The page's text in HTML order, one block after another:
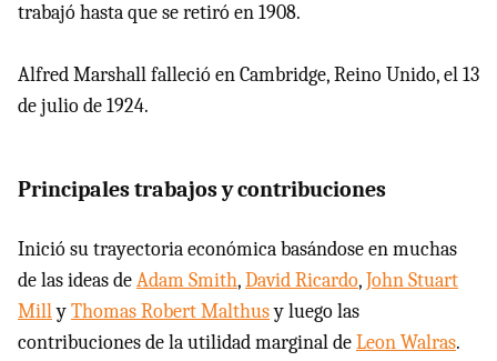
trabajó hasta que se retiró en 1908.
Alfred Marshall falleció en Cambridge, Reino Unido, el 13
de julio de 1924.
Principales trabajos y contribuciones
Inició su trayectoria económica basándose en muchas
de las ideas deAdam Smith,David Ricardo,John Stuart
MillyThomas Robert Malthusy luego las
contribuciones de la utilidad marginal deLeon Walras.